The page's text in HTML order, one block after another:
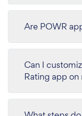
Are POWR
Can I
Rating app